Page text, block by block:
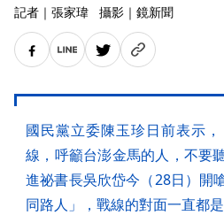
記者 ｜ 張家瑋 攝影 ｜ 鏡新聞
國民黨立委陳玉珍日前表示
線，呼籲台澎金馬的人，不要
進祕書長吳欣岱今（28日）開
同路人」，戰線的對面一直都是